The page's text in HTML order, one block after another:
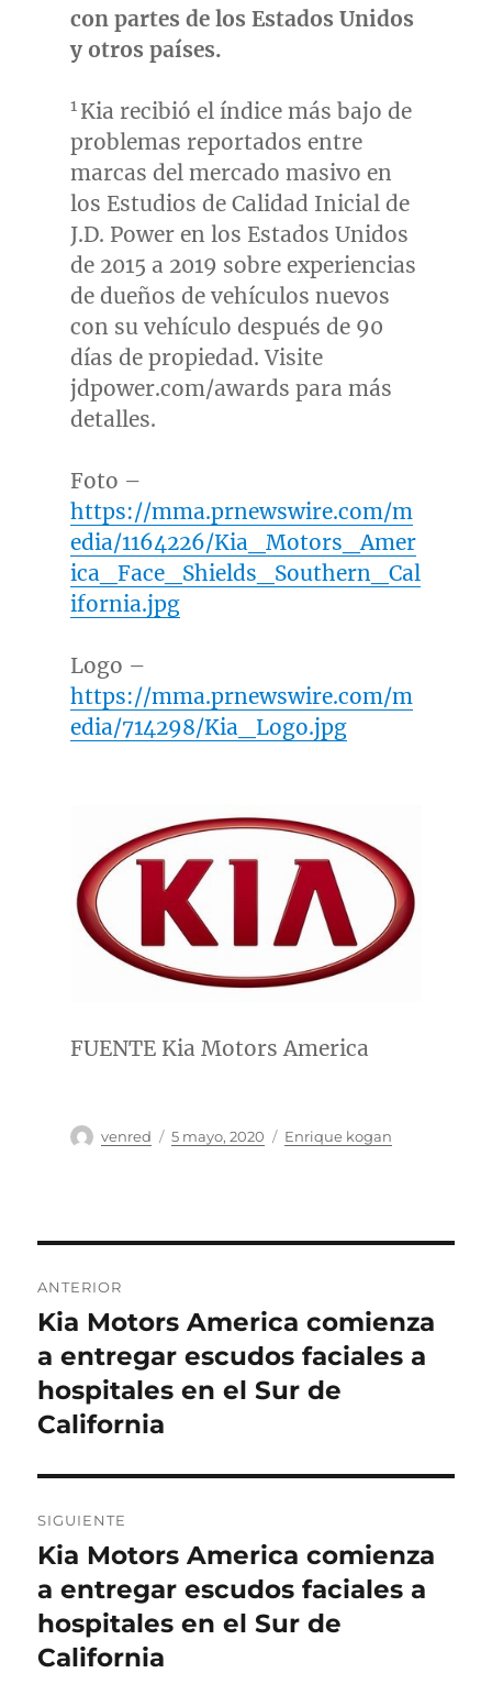
con partes de los Estados Unidos
y otros países.
1 Kia recibió el índice más bajo de
problemas reportados entre
marcas del mercado masivo en
los Estudios de Calidad Inicial de
J.D. Power en los Estados Unidos
de 2015 a 2019 sobre experiencias
de dueños de vehículos nuevos
con su vehículo después de 90
días de propiedad. Visite
jdpower.com/awards para más
detalles.
Foto –
https://mma.prnewswire.com/m
edia/1164226/Kia_Motors_Amer
ica_Face_Shields_Southern_Cal
ifornia.jpg
Logo –
https://mma.prnewswire.com/m
edia/714298/Kia_Logo.jpg
FUENTE Kia Motors America
Autor
venred
Publicado
5 mayo, 2020 Categorías
Enrique kogan
de
entradas
ANTERIOR
Entrada
anterior:
Kia Motors America comienza
a entregar escudos faciales a
hospitales en el Sur de
California
SIGUIENTE
Entrada
siguiente:
Kia Motors America comienza
a entregar escudos faciales a
hospitales en el Sur de
California